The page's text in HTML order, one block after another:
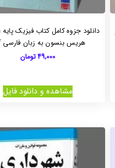
هریس بنسون به زبان فارسی pdf
49,000 تومان
مشاهده و دانلود فایل